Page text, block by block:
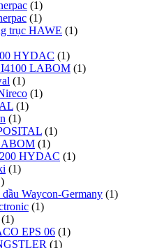
(1)
(1)
trục HAWE (1)
HYDAC (1)
LABOM (1)
(1)
(1)
(1)
(1)
(1)
(1)
HYDAC (1)
(1)
Waycon-Germany (1)
(1)
(1)
EPS 06 (1)
(1)